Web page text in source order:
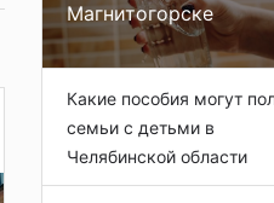
Магнитогорске
Какие пособия могут
семьи с детьми в
Челябинской области